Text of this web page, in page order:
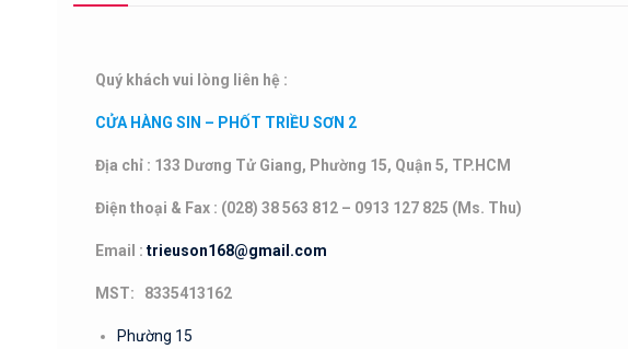
Quý khách vui lòng liên hệ :
CỬA HÀNG SIN – PHỐT TRIỀU SƠN 2
Địa chỉ : 133 Dương Tử Giang, Phường 15, Quận 5, TP.HCM
Điện thoại & Fax : (028) 38 563 812 – 0913 127 825 (Ms. Thu)
Email : trieuson168@gmail.com
MST: 8335413162
Phường 15